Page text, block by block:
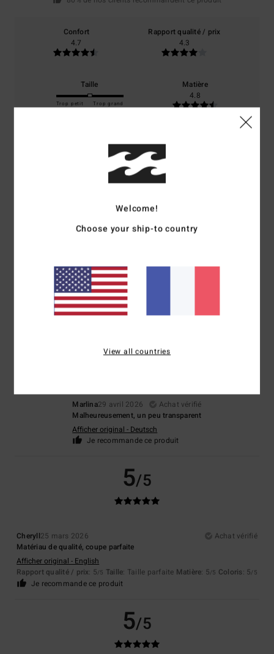
Confort
4.7
Rapport qualité / prix
4.3
Taille
Trop petit Trop grand
Matière
4.8
4.8
5/5
2 mai 2026
RIen à ajouter
/5 Rapport qualité / prix
4/5
Marlina29 avril 2026
Achat vérifié
Malheureusement, un peu transparent
Afficher original - Deutsch
Je recommande ce produit
5/5
Cheryll25 mars 2026
Achat vérifié
Matériau de qualité, coupe parfaite
Afficher original - English
Rapport qualité / prix: 5/5 Taille: Taille parfaite Matière: 5/5 Coloris: 5/5
Je recommande ce produit
5/5
Welcome!
Choose your ship-to country
View all countries